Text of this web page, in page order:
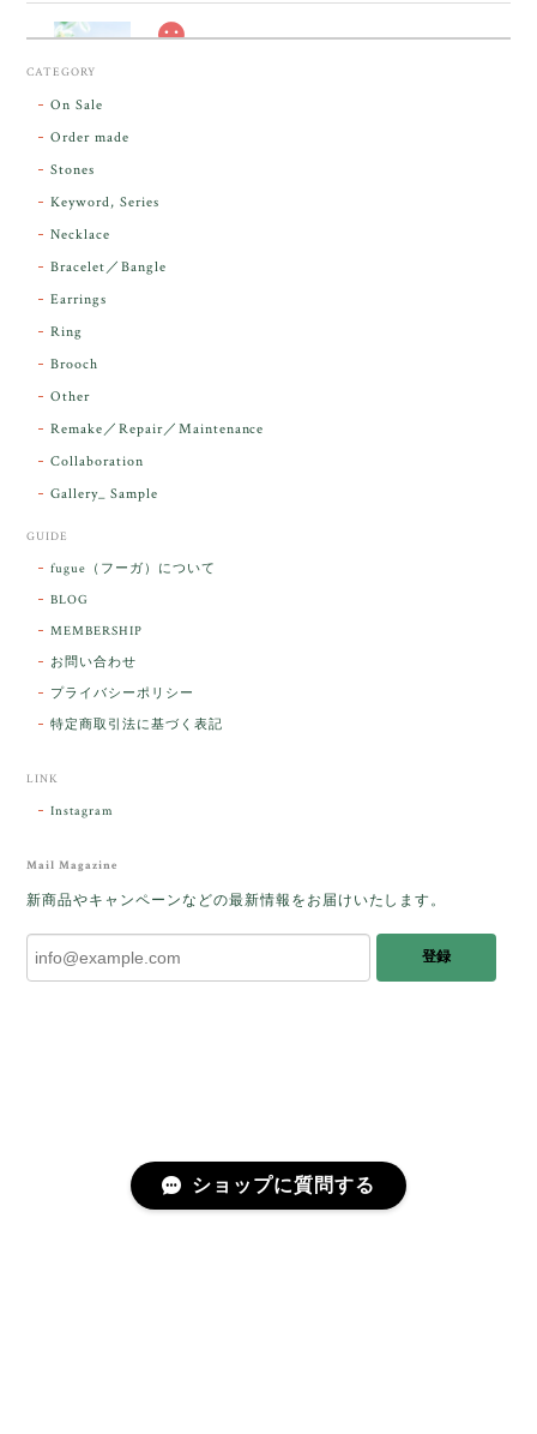
ンダラで感動しました。素敵な箱と和紙で石を包んで
下さり、ありがとうございました。
レビューをありがとうございます。 実物を
こそ この度は誠にありがとうございまし
た人に幸せが訪れる」という言い伝えがあるケサラン
パサラン。とっても素敵です。メッセージでは色々記
憶違いもありましたが、またいつかお会いして楽しい
した。
をあたたかく迎え入れてくださり とても嬉
しく思います。 この石のふわりとした光を
ランパサラン」でした。これからはT様の
傍で そっと見守ってくれるのではないかな
2025/10/03
CATEGORY
On Sale
Order made
Stones
Keyword, Series
Necklace
Bracelet／Bangle
Earrings
Ring
Brooch
Other
Remake／Repair／Maintenance
Collaboration
Gallery_ Sample
GUIDE
fugue（フーガ）について
BLOG
MEMBERSHIP
お問い合わせ
プライバシーポリシー
特定商取引法に基づく表記
LINK
Instagram
Mail Magazine
新商品やキャンペーンなどの最新情報をお届けいたします。
登録
ショップに質問する